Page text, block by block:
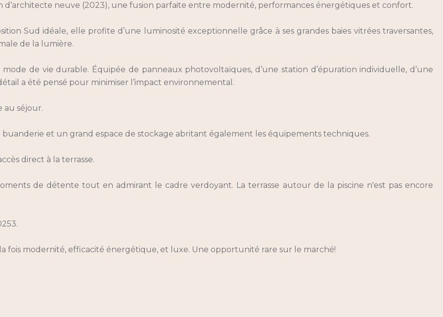
d’architecte neuve (2023), une fusion parfaite entre modernité, performances énergétiques et confort.
Sud idéale, elle profite d’une luminosité exceptionnelle grâce à ses grandes baies vitrées traversantes,
de la lumière.
de vie durable. Équipée de panneaux photovoltaïques, d’une station d’épuration individuelle, d’une
a été pensé pour minimiser l’impact environnemental.
au séjour.
et un grand espace de stockage abritant également les équipements techniques.
direct à la terrasse.
de détente tout en admirant le cadre verdoyant. La terrasse autour de la piscine n'est pas encore
fois modernité, efficacité énergétique, et luxe. Une opportunité rare sur le marché!